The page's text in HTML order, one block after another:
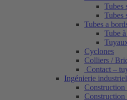
Tubes
Tubes
Tubes a
Tube
Cyclones
Colliers /
Contact –
Ingénierie
Construction
Construction